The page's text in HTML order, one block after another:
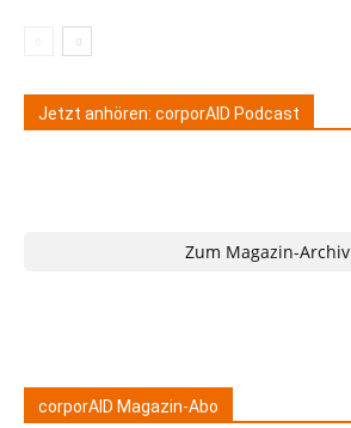
Jetzt anhören: corporAID Podcast
Zum Magazin-Archiv
corporAID Magazin-Abo